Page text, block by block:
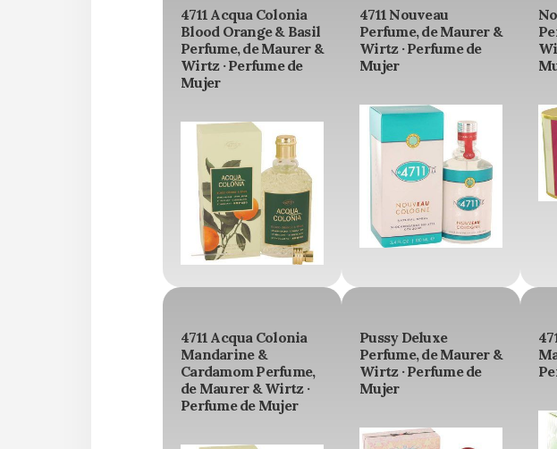
4711 Acqua Colonia
Blood Orange & Basil
Perfume, de Maurer &
Wirtz · Perfume de
Mujer
4711 Nouveau
Perfume, de Maurer &
Wirtz · Perfume de
Mujer
4711 Acqua Colonia
Mandarine &
Cardamom Perfume,
de Maurer & Wirtz ·
Perfume de Mujer
Pussy Deluxe
Perfume, de Maurer &
Wirtz · Perfume de
Mujer